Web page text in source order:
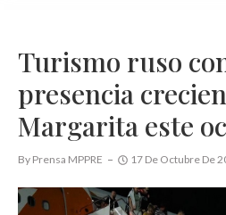
Turismo ruso
presencia
Margarita este
By Prensa MPPRE 17 De Octubre De